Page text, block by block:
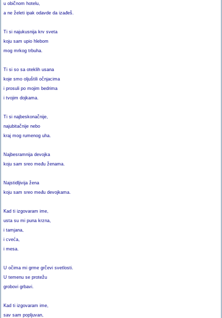
u običnom hotelu,
a ne želeti ipak odavde da izađeš.
Ti si najukusnija krv sveta
koju sam upio hlebom
mog mrkog trbuha.
Ti si so sa oteklih usana
koje smo oljuštili očnjacima
i prosuli po mojim bedrima
i tvojim dojkama.
Ti si najbeskonačnije,
najubitačnije nebo
kraj mog rumenog uha.
Najbesramnija devojka
koju sam sreo među ženama.
Najstidljivija žena
koju sam sreo među devojkama.
Kad ti izgovaram ime,
usta su mi puna krzna,
i tamjana,
i cveća,
i mesa.
U očima mi grme grčevi svetlosti.
U temenu se protežu
grobovi grbavi.
Kad ti izgovaram ime,
sav sam popljuvan,